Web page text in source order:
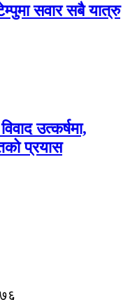
सवार सबै यात्रु
उत्कर्षमा,
प्रयास